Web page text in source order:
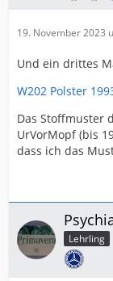
19. November 2023
Und ein drittes
W202 Polster
Das Stoffmuster
UrVorMopf (bis
dass ich das
Lehrling